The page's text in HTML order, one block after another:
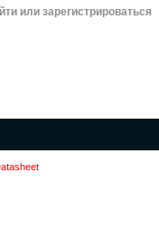
или зарегистрироваться